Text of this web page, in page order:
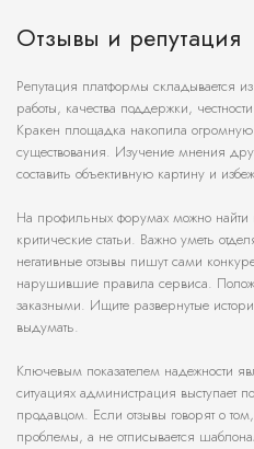
Отзывы и репутация
Репутация платформы складывается
работы, качества поддержки,
Кракен площадка накопила огромную
существования. Изучение мнения
составить объективную картину и
На профильных форумах можно найти
критические статьи. Важно уметь
негативные отзывы пишут сами
нарушившие правила сервиса.
заказными. Ищите развернутые
выдумать.
Ключевым показателем надежности
ситуациях администрация выступает
продавцом. Если отзывы говорят о
проблемы, а не отписывается